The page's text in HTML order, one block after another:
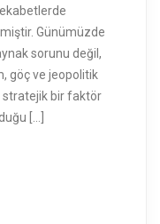
Günümüzde
sorunu değil,
göç ve jeopolitik
bir faktör
[…]